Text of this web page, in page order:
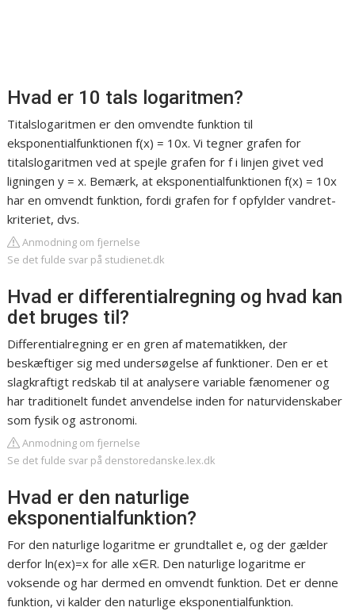
Hvad er 10 tals logaritmen?
Titalslogaritmen er den omvendte funktion til
eksponentialfunktionen f(x) = 10x. Vi tegner grafen for
titalslogaritmen ved at spejle grafen for f i linjen givet ved
ligningen y = x. Bemærk, at eksponentialfunktionen f(x) = 10x
har en omvendt funktion, fordi grafen for f opfylder vandret-
kriteriet, dvs.
Anmodning om fjernelse
Se det fulde svar på studienet.dk
Hvad er differentialregning og hvad kan
det bruges til?
Differentialregning er en gren af matematikken, der
beskæftiger sig med undersøgelse af funktioner. Den er et
slagkraftigt redskab til at analysere variable fænomener og
har traditionelt fundet anvendelse inden for naturvidenskaber
som fysik og astronomi.
Anmodning om fjernelse
Se det fulde svar på denstoredanske.lex.dk
Hvad er den naturlige
eksponentialfunktion?
For den naturlige logaritme er grundtallet e, og der gælder
derfor ln(ex)=x for alle x∈R. Den naturlige logaritme er
voksende og har dermed en omvendt funktion. Det er denne
funktion, vi kalder den naturlige eksponentialfunktion.